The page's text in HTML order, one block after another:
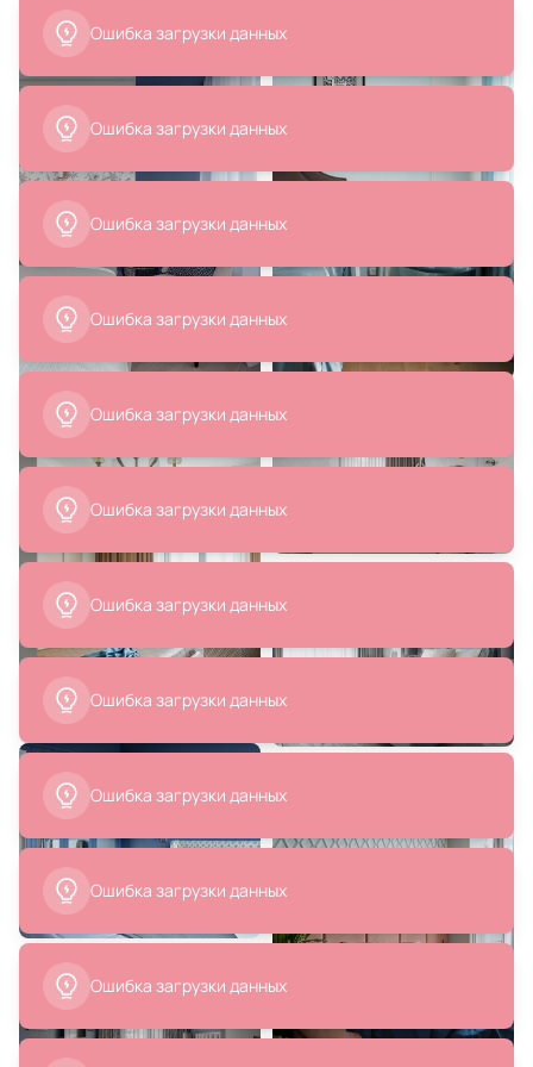
Ошибка загрузки данных
Ошибка загрузки данных
Ошибка загрузки данных
Ошибка загрузки данных
Ошибка загрузки данных
Ошибка загрузки данных
Ошибка загрузки данных
Ошибка загрузки данных
Ошибка загрузки данных
Ошибка загрузки данных
Ошибка загрузки данных
139 194 ₽
FELINO FEL-LS-1(BN/A)
В корзину
153 030 ₽
ROSSANO ROS-LS-1(Z/A)
В корзину
59 995 ₽
Набор из 2-х репродукций
Настенный светильник LOFT IT
76 009 ₽
Настенный светильник KUTEK
В корзину
Бра с абажуром LOFT IT Brunilde
22 747 ₽ 22 480 ₽